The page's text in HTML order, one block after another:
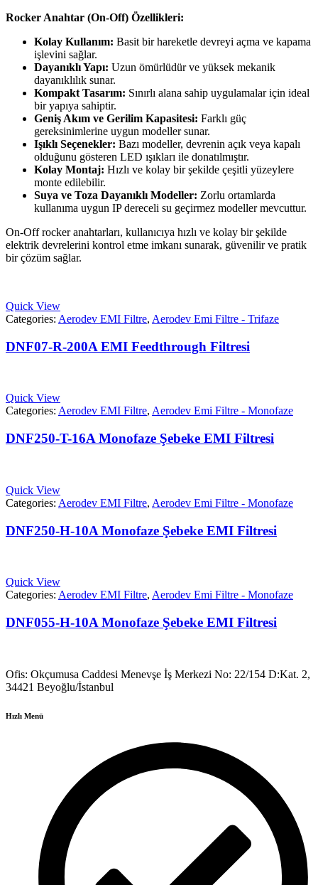
Rocker Anahtar (On-Off) Özellikleri:
Kolay Kullanım: Basit bir hareketle devreyi açma ve kapama
işlevini sağlar.
Dayanıklı Yapı: Uzun ömürlüdür ve yüksek mekanik
dayanıklılık sunar.
Kompakt Tasarım: Sınırlı alana sahip uygulamalar için ideal
bir yapıya sahiptir.
Geniş Akım ve Gerilim Kapasitesi: Farklı güç
gereksinimlerine uygun modeller sunar.
Işıklı Seçenekler: Bazı modeller, devrenin açık veya kapalı
olduğunu gösteren LED ışıkları ile donatılmıştır.
Kolay Montaj: Hızlı ve kolay bir şekilde çeşitli yüzeylere
monte edilebilir.
Suya ve Toza Dayanıklı Modeller: Zorlu ortamlarda
kullanıma uygun IP dereceli su geçirmez modeller mevcuttur.
On-Off rocker anahtarları, kullanıcıya hızlı ve kolay bir şekilde
elektrik devrelerini kontrol etme imkanı sunarak, güvenilir ve pratik
bir çözüm sağlar.
Quick View
Categories: Aerodev EMI Filtre, Aerodev Emi Filtre - Trifaze
DNF07-R-200A EMI Feedthrough Filtresi
Quick View
Categories: Aerodev EMI Filtre, Aerodev Emi Filtre - Monofaze
DNF250-T-16A Monofaze Şebeke EMI Filtresi
Quick View
Categories: Aerodev EMI Filtre, Aerodev Emi Filtre - Monofaze
DNF250-H-10A Monofaze Şebeke EMI Filtresi
Quick View
Categories: Aerodev EMI Filtre, Aerodev Emi Filtre - Monofaze
DNF055-H-10A Monofaze Şebeke EMI Filtresi
Ofis: Okçumusa Caddesi Menevşe İş Merkezi No: 22/154 D:Kat. 2,
34421 Beyoğlu/İstanbul
Hızlı Menü